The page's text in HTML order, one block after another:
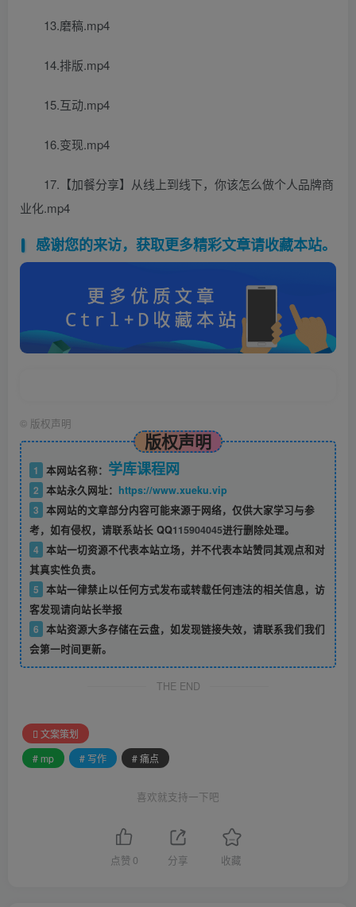
13.磨稿.mp4
14.排版.mp4
15.互动.mp4
16.变现.mp4
17.【加餐分享】从线上到线下，你该怎么做个人品牌商
业化.mp4
感谢您的来访，获取更多精彩文章请收藏本站。
© 版权声明
版权声明
1 本网站名称： 学库课程网
2 本站永久网址： https://www.xueku.vip
3 本网站的文章部分内容可能来源于网络，仅供大家学习与参
考，如有侵权，请联系站长 QQ115904045进行删除处理。
4 本站一切资源不代表本站立场，并不代表本站赞同其观点和对
其真实性负责。
5 本站一律禁止以任何方式发布或转载任何违法的相关信息，访
客发现请向站长举报
6 本站资源大多存储在云盘，如发现链接失效，请联系我们我们
会第一时间更新。
THE END
文案策划
# mp
# 写作 # 痛点
喜欢就支持一下吧
点赞 0 分享 收藏